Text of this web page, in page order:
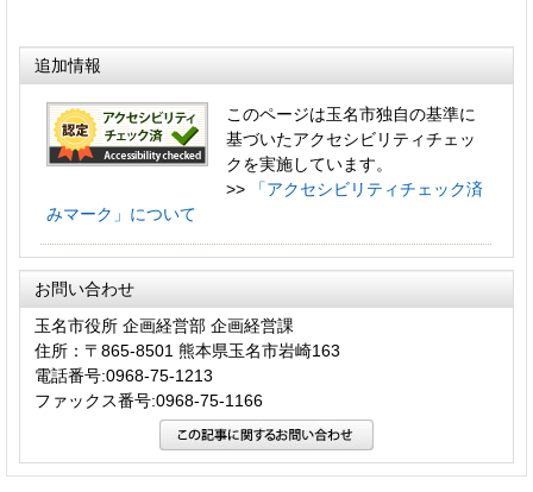
追加情報
このページは玉名市独自の基準に
基づいたアクセシビリティチェッ
クを実施しています。
>>
「アクセシビリティチェック済
みマーク」について
お問い合わせ
玉名市役所 企画経営部 企画経営課
住所：〒865-8501 熊本県玉名市岩崎163
電話番号:0968-75-1213
ファックス番号:0968-75-1166